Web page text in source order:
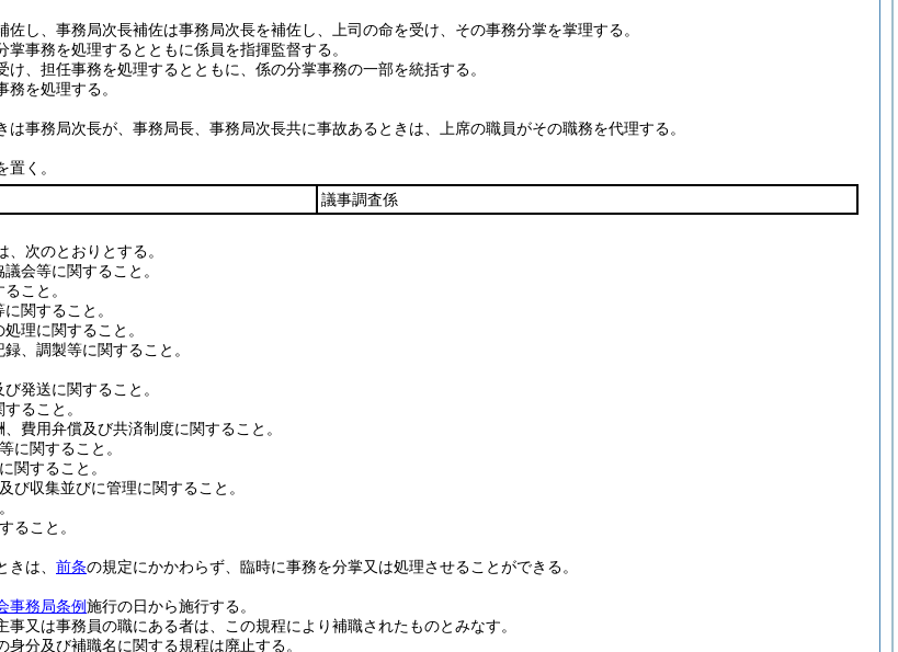
佐し、事務局次長補佐は事務局次長を補佐し、上司の命を受け、その事務分掌を掌理する。
事務を処理するとともに係員を指揮監督する。
け、担任事務を処理するとともに、係の分掌事務の一部を統括する。
を処理する。
は事務局次長が、事務局長、事務局次長共に事故あるときは、上席の職員がその職務を代理する。
置く。
議事調査係
次のとおりとする。
会等に関すること。
こと。
関すること。
理に関すること。
、調製等に関すること。
発送に関すること。
ること。
費用弁償及び共済制度に関すること。
に関すること。
関すること。
び収集並びに管理に関すること。
ること。
は、 前条の規定にかかわらず、臨時に事務を分掌又は処理させることができる。
事務局条例施行の日から施行する。
事又は事務員の職にある者は、この規程により補職されたものとみなす。
分及び補職名に関する規程は廃止する。